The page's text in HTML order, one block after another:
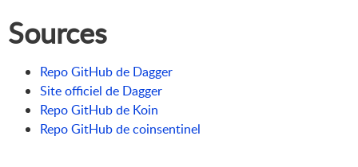
Sources
Repo GitHub de Dagger
Site officiel de Dagger
Repo GitHub de Koin
Repo GitHub de coinsentinel